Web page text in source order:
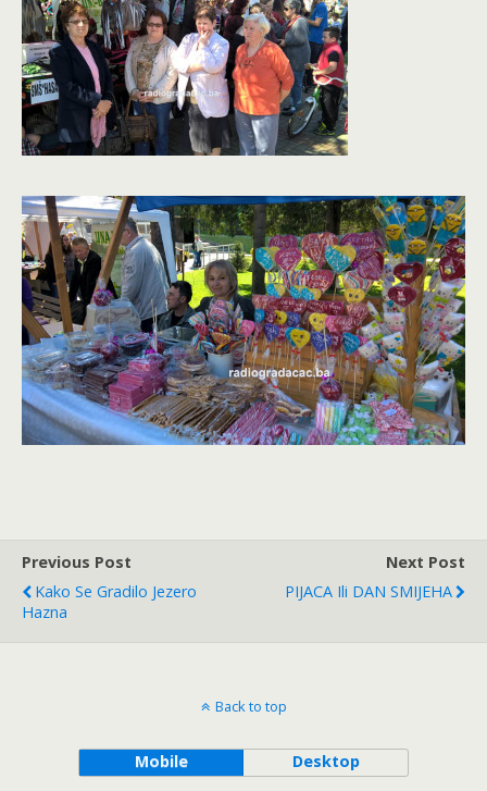
Previous Post
Kako Se Gradilo Jezero
Hazna
Next Post
PIJACA Ili DAN SMIJEHA
Back to top
Mobile Desktop